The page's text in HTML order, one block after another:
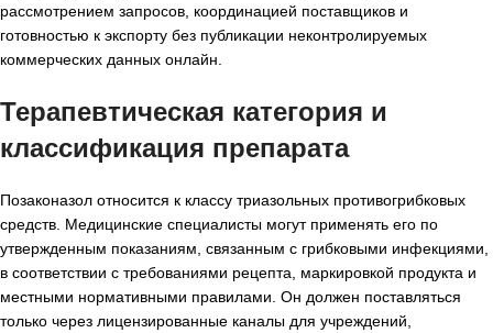
рассмотрением запросов, координацией поставщиков и
готовностью к экспорту без публикации неконтролируемых
коммерческих данных онлайн.
Терапевтическая категория и
классификация препарата
Позаконазол относится к классу триазольных противогрибковых
средств. Медицинские специалисты могут применять его по
утвержденным показаниям, связанным с грибковыми инфекциями,
в соответствии с требованиями рецепта, маркировкой продукта и
местными нормативными правилами. Он должен поставляться
только через лицензированные каналы для учреждений,